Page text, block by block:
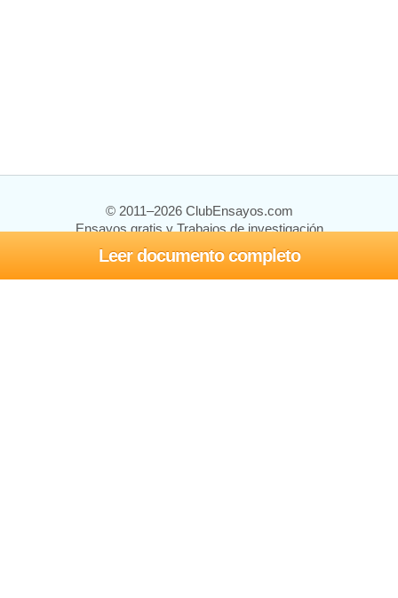
Leer documento completo
© 2011–2026 ClubEnsayos.com
Ensayos gratis y Trabajos de investigación